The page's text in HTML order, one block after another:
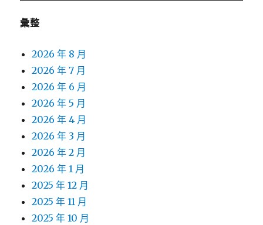
彙整
2026 年 8 月
2026 年 7 月
2026 年 6 月
2026 年 5 月
2026 年 4 月
2026 年 3 月
2026 年 2 月
2026 年 1 月
2025 年 12 月
2025 年 11 月
2025 年 10 月